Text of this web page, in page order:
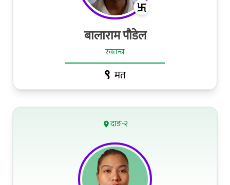
बालाराम पौडेल
स्वतन्त्र
९ मत
दाङ-२